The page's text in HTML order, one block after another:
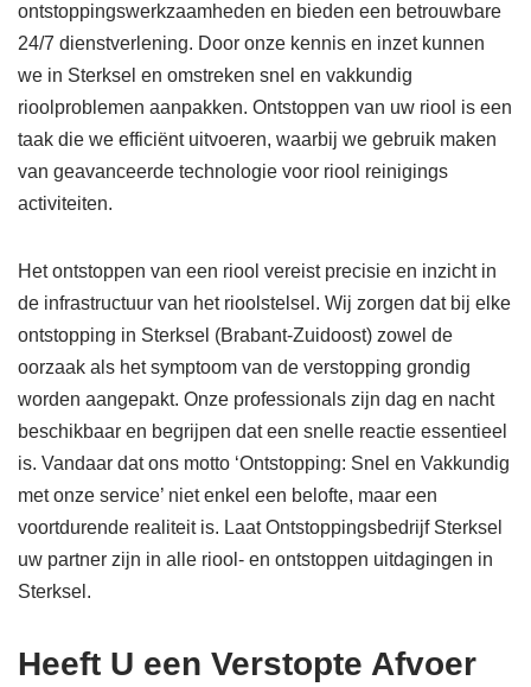
ontstoppingswerkzaamheden en bieden een betrouwbare
24/7 dienstverlening. Door onze kennis en inzet kunnen
we in Sterksel en omstreken snel en vakkundig
rioolproblemen aanpakken. Ontstoppen van uw riool is een
taak die we efficiënt uitvoeren, waarbij we gebruik maken
van geavanceerde technologie voor riool reinigings
activiteiten.
Het ontstoppen van een riool vereist precisie en inzicht in
de infrastructuur van het rioolstelsel. Wij zorgen dat bij elke
ontstopping in Sterksel (Brabant-Zuidoost) zowel de
oorzaak als het symptoom van de verstopping grondig
worden aangepakt. Onze professionals zijn dag en nacht
beschikbaar en begrijpen dat een snelle reactie essentieel
is. Vandaar dat ons motto ‘Ontstopping: Snel en Vakkundig
met onze service’ niet enkel een belofte, maar een
voortdurende realiteit is. Laat Ontstoppingsbedrijf Sterksel
uw partner zijn in alle riool- en ontstoppen uitdagingen in
Sterksel.
Heeft U een Verstopte Afvoer